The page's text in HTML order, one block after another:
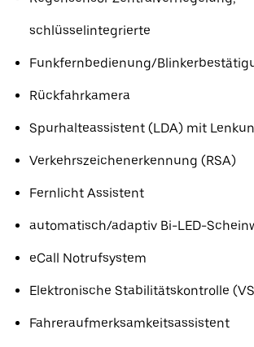
schlüsselintegrierte
Funkfernbedienung/
Rückfahrkamera
Spurhalteassistent (LDA) mit
Verkehrszeichenerkennung (RSA)
Fernlicht Assistent
automatisch/adaptiv Bi-LED-
eCall Notrufsystem
Elektronische Stabilitätskontrolle
Fahreraufmerksamkeitsassistent